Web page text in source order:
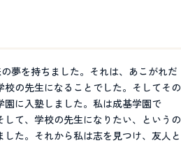
夢を持ちました。それは、あこがれだ
の先生になることでした。そしてその
園に入塾しました。私は成基学園で
して、学校の先生になりたい、というの
た。それから私は志を見つけ、友人と